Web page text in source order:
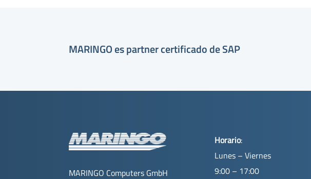
MARINGO es partner certificado de SAP
MARINGO Computers GmbH
Horario:
Lunes – Viernes
9:00 – 17:00